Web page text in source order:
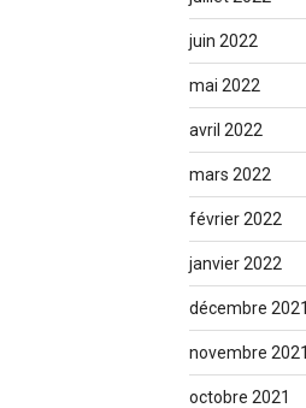
juin 2022
mai 2022
avril 2022
mars 2022
février 2022
janvier 2022
décembre
novembre
octobre 2021